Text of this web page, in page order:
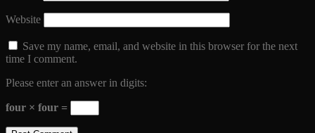
Website
Save my name, email, and website in this browser for the next
time I comment.
Please enter an answer in digits:
four × four =